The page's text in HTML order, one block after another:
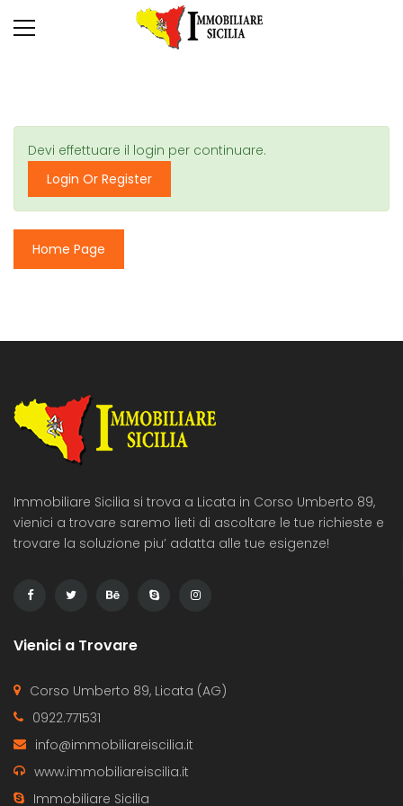
Devi effettuare il login per continuare.
Login Or Register
Home Page
Immobiliare Sicilia si trova a Licata in Corso Umberto 89,
vienici a trovare saremo lieti di ascoltare le tue richieste e
trovare la soluzione piu’ adatta alle tue esigenze!
Vienici a Trovare
Corso Umberto 89, Licata (AG)
0922.771531
info@immobiliareiscilia.it
www.immobiliareiscilia.it
Immobiliare Sicilia